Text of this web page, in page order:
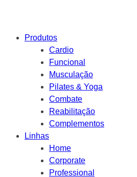
Produtos
Cardio
Funcional
Musculação
Pilates & Yoga
Combate
Reabilitação
Complementos
Linhas
Home
Corporate
Professional